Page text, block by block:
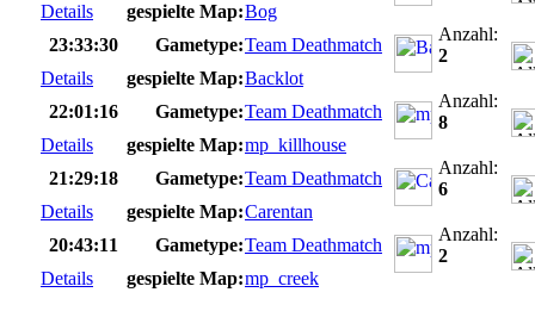
Details
gespielte Map:Bog
23:33:30
Gametype:Team Deathmatch
Anzahl:
2
Details
gespielte Map:Backlot
22:01:16
Gametype:Team Deathmatch
Anzahl:
8
Details
gespielte Map:mp_killhouse
21:29:18
Gametype:Team Deathmatch
Anzahl:
6
Details
gespielte Map:Carentan
20:43:11
Gametype:Team Deathmatch
Anzahl:
2
Details
gespielte Map:mp_creek